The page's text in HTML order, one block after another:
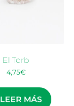
El Torb
4,75€
LEER MÁS